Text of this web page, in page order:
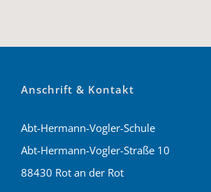
Anschrift & Kontakt
Abt-Hermann-Vogler-Schule
Abt-Hermann-Vogler-Straße 10
88430 Rot an der Rot